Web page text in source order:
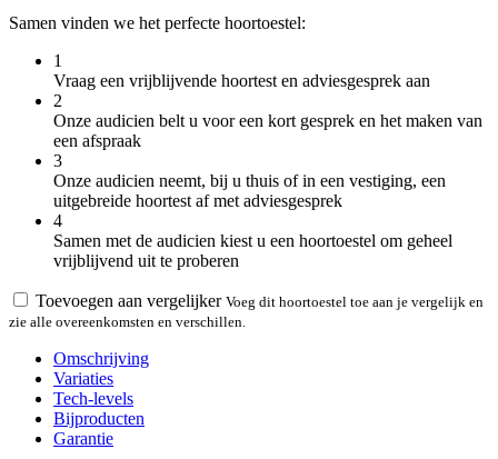
Samen vinden we het perfecte hoortoestel:
1
Vraag een vrijblijvende hoortest en adviesgesprek aan
2
Onze audicien belt u voor een kort gesprek en het maken van
een afspraak
3
Onze audicien neemt, bij u thuis of in een vestiging, een
uitgebreide hoortest af met adviesgesprek
4
Samen met de audicien kiest u een hoortoestel om geheel
vrijblijvend uit te proberen
Toevoegen aan vergelijker Voeg dit hoortoestel toe aan je vergelijk en
zie alle overeenkomsten en verschillen.
Omschrijving
Variaties
Tech-levels
Bijproducten
Garantie